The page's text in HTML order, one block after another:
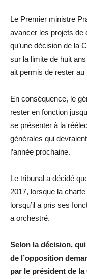
Le Premier ministre
avancer les projets de
qu’une décision de la
sur la limite de huit
ait permis de rester au
En conséquence, le
rester en fonction
se présenter à la
générales qui
l’année prochaine.
Le tribunal a décidé
2017, lorsque la
lorsqu’il a pris ses
a orchestré.
Selon la décision,
de l’opposition
par le président de